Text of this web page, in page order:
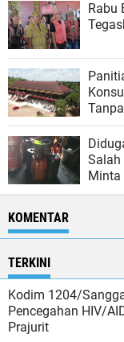
Rabu
Salah
Minta
KOMENTAR
TERKINI
Kodim 1204/
Pencegahan HIV/
Prajurit